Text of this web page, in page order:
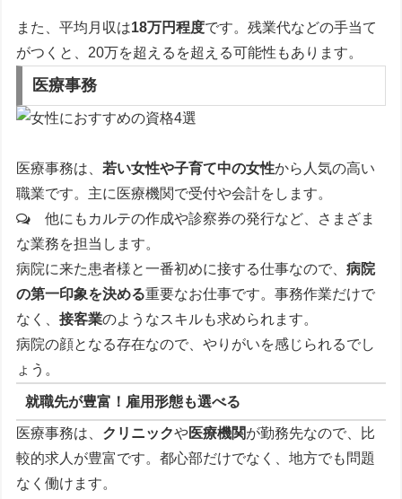
また、平均月収は18万円程度です。残業代などの手当て
がつくと、20万を超えるを超える可能性もあります。
医療事務
医療事務は、若い女性や子育て中の女性から人気の高い
職業です。主に医療機関で受付や会計をします。
他にもカルテの作成や診察券の発行など、さまざま
な業務を担当します。
病院に来た患者様と一番初めに接する仕事なので、病院
の第一印象を決める重要なお仕事です。事務作業だけで
なく、接客業のようなスキルも求められます。
病院の顔となる存在なので、やりがいを感じられるでし
ょう。
就職先が豊富！雇用形態も選べる
医療事務は、 クリニックや医療機関が勤務先なので、比
較的求人が豊富です。都心部だけでなく、地方でも問題
なく働けます。